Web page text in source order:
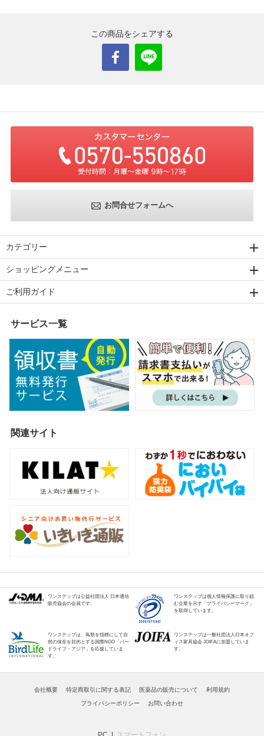
この商品をシェアする
お問合せフォームへ
カテゴリー
ショッピングメニュー
ご利用ガイド
サービス一覧
関連サイト
ワンステップは公益社団法人 日本通信
販売協会の会員です。
ワンステップは個人情報保護に取り組
む企業を示す「プライバシーマーク」
を取得しています。
ワンステップは、鳥類を指標にして自
然の保全を目的とする国際NGO「バー
ドライフ・アジア」を応援していま
す。
ワンステップは一般社団法人日本オフ
ィス家具協会 JOIFAに加盟していま
す。
会社概要 特定商取引に関する表記 医薬品の販売について 利用規約
プライバシーポリシー お問い合わせ